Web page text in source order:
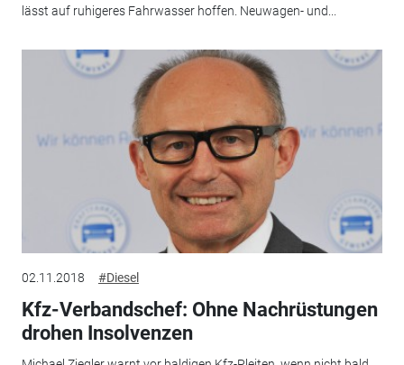
lässt auf ruhigeres Fahrwasser hoffen. Neuwagen- und...
02.11.2018 #Diesel
Kfz-Verbandschef: Ohne Nachrüstungen
drohen Insolvenzen